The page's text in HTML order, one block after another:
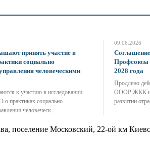
принять участие в
социально
человеческими
к участию в исследовании
социально
человеческ...
09.06.2026
Профсоюза
2028 года
Продлено
ОООР ЖКК и
развитии
поселение Московский, 22-ой км